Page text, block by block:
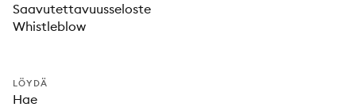
Saavutettavuusseloste
Whistleblow
LÖYDÄ
Hae